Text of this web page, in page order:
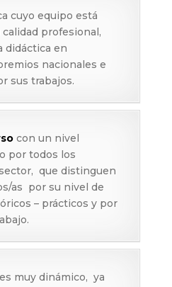
cuyo equipo está
profesional,
didáctica en
nacionales e
sus trabajos.
con un nivel
por todos los
que distinguen
as por su nivel de
– prácticos y por
muy dinámico, ya